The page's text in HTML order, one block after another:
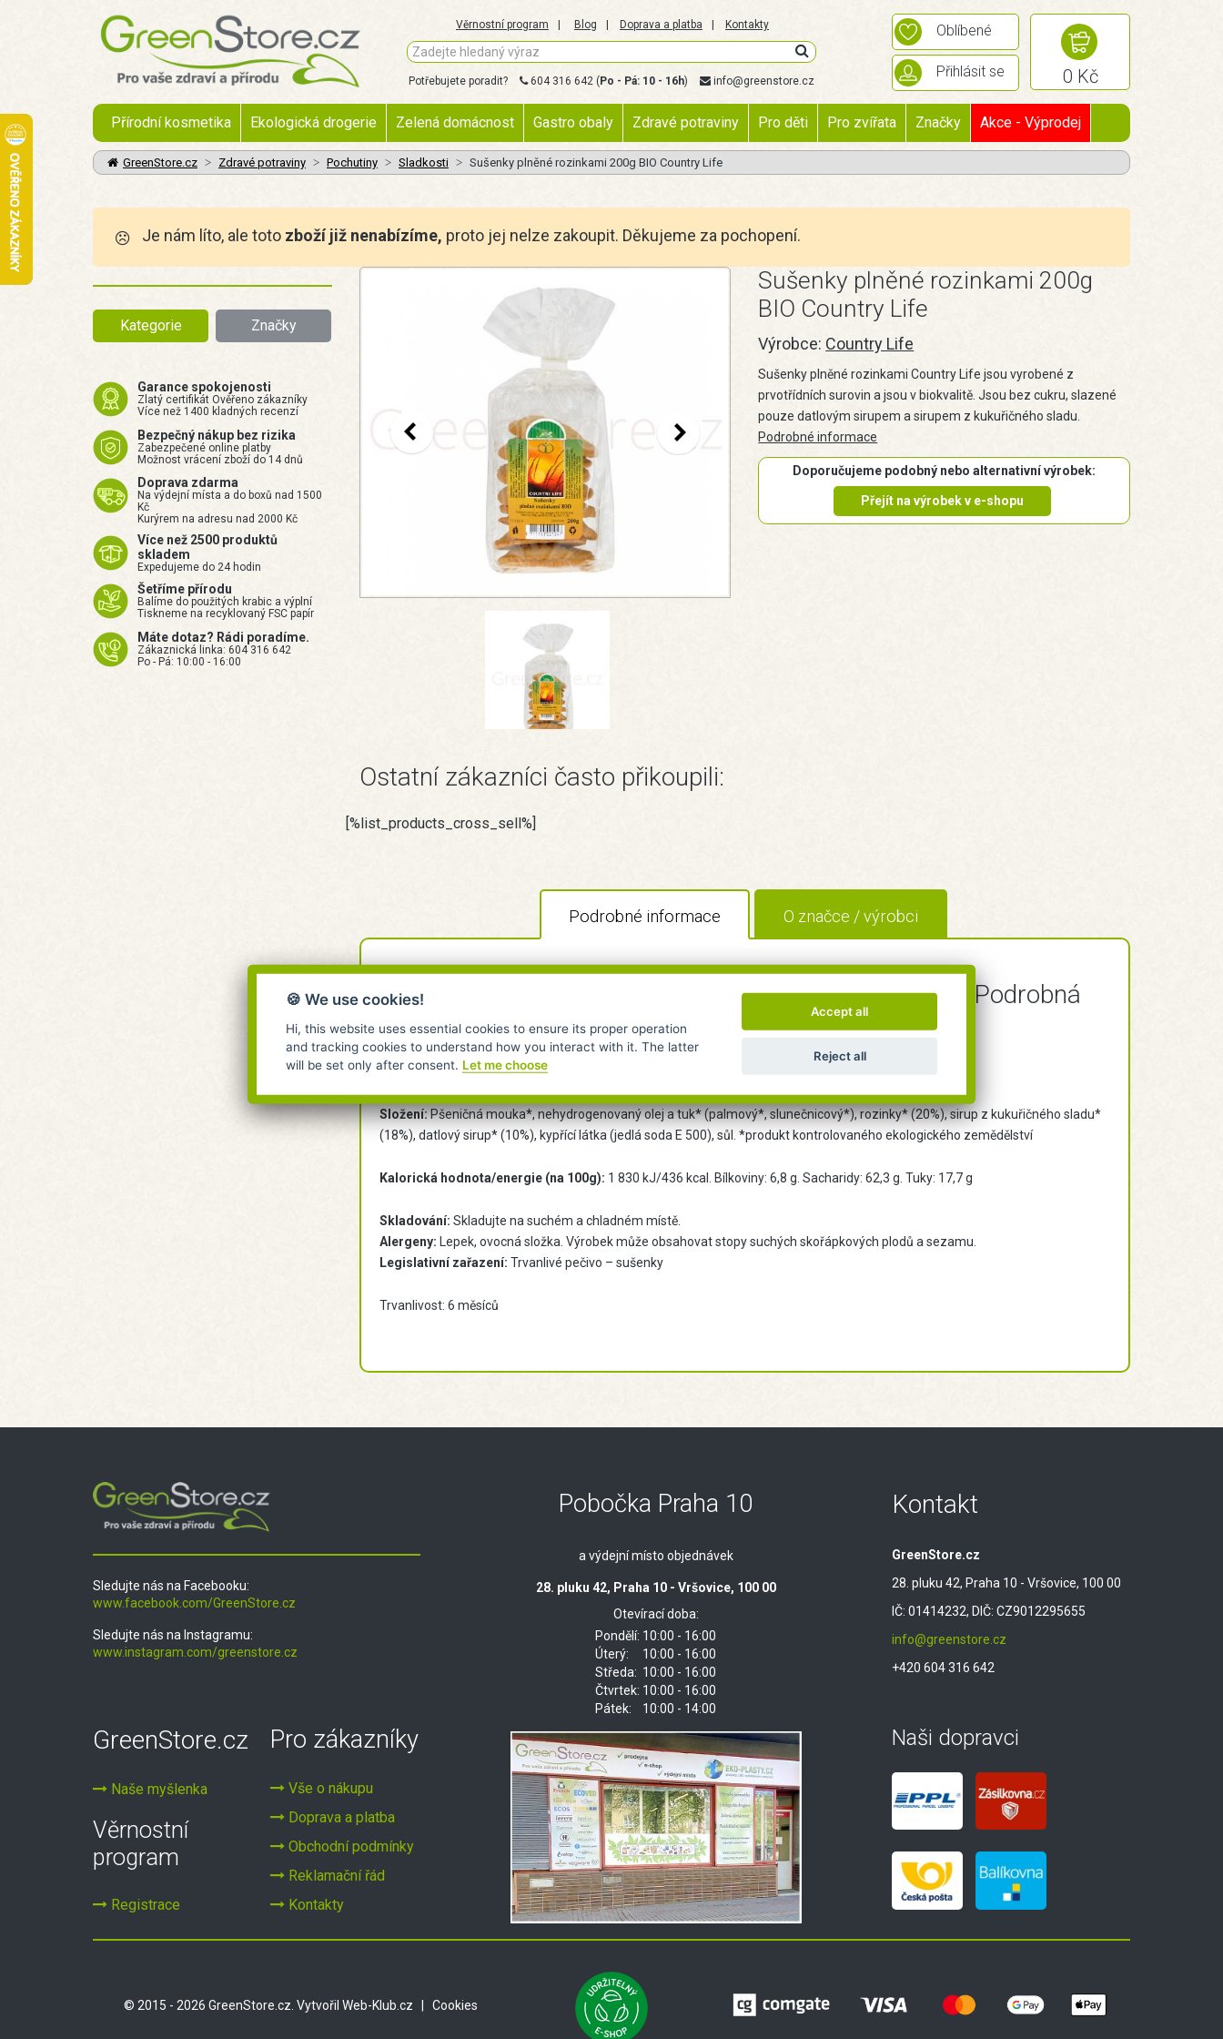
Věrnostní program Blog Doprava a platba Kontakty
Potřebujete poradit? 604 316 642 ( Po - Pá: 10 - 16h) info@greenstore.cz
Oblíbené
Přihlásit se 0 Kč
Přírodní kosmetika Ekologická drogerie Zelená domácnost Gastro obaly Zdravé potraviny Pro děti Pro zvířata Značky Akce - Výprodej
GreenStore.cz Zdravé potraviny Pochutiny Sladkosti Sušenky plněné rozinkami 200g BIO Country Life
Je nám líto, ale toto zboží již nenabízíme, proto jej nelze zakoupit. Děkujeme za pochopení.
Kategorie Značky
Garance spokojenosti
Zlatý certifikát Ověřeno zákazníky
Více než 1400 kladných recenzí
Bezpečný nákup bez rizika
Zabezpečené online platby
Možnost vrácení zboží do 14 dnů
Doprava zdarma
Na výdejní místa a do boxů nad 1500
Kč
Kurýrem na adresu nad 2000 Kč
Více než 2500 produktů
skladem
Expedujeme do 24 hodin
Šetříme přírodu
Balíme do použitých krabic a výplní
Tiskneme na recyklovaný FSC papír
Máte dotaz? Rádi poradíme.
Zákaznická linka: 604 316 642
Po - Pá: 10:00 - 16:00
Sušenky plněné rozinkami 200g
BIO Country Life
Výrobce: Country Life
Sušenky plněné rozinkami Country Life jsou vyrobené z
prvotřídních surovin a jsou v biokvalitě. Jsou bez cukru, slazené
pouze datlovým sirupem a sirupem z kukuřičného sladu.
Podrobné informace
Doporučujeme podobný nebo alternativní výrobek:
Přejít na výrobek v e-shopu
Ostatní zákazníci často přikoupili:
[%list_products_cross_sell%]
Podrobné informace O značce / výrobci
Sušenky plněné rozinkami 200g BIO COUNTRY LIFE - Podrobná
charakteristika
Sušenky obsahují 20 % rozinek, ty sušenkám dodávají charakteristickou příchuť.
Složení:Pšeničná mouka*, nehydrogenovaný olej a tuk* (palmový*, slunečnicový*), rozinky* (20%), sirup z kukuřičného sladu*
(18%), datlový sirup* (10%), kypřící látka (jedlá soda E 500), sůl. *produkt kontrolovaného ekologického zemědělství
Kalorická hodnota/energie (na 100g): 1 830 kJ/436 kcal. Bílkoviny: 6,8 g. Sacharidy: 62,3 g. Tuky: 17,7 g
Skladování: Skladujte na suchém a chladném místě.
Alergeny: Lepek, ovocná složka. Výrobek může obsahovat stopy suchých skořápkových plodů a sezamu.
Legislativní zařazení: Trvanlivé pečivo – sušenky
Trvanlivost: 6 měsíců
Sledujte nás na Facebooku:
www.facebook.com/GreenStore.cz
Sledujte nás na Instagramu:
www.instagram.com/greenstore.cz
Pobočka Praha 10
a výdejní místo objednávek
28. pluku 42, Praha 10 - Vršovice, 100 00
Otevírací doba:
Pondělí: 10:00 - 16:00
Úterý:
10:00 - 16:00
Středa: 10:00 - 16:00
Čtvrtek: 10:00 - 16:00
Pátek:
10:00 - 14:00
Kontakt
GreenStore.cz
28. pluku 42, Praha 10 - Vršovice, 100 00
IČ: 01414232, DIČ: CZ9012295655
info@greenstore.cz
+420 604 316 642
GreenStore.cz
Naše myšlenka
Věrnostní
program
Registrace
Pro zákazníky
Vše o nákupu
Doprava a platba
Obchodní podmínky
Reklamační řád
Kontakty
Naši dopravci
© 2015 - 2026 GreenStore.cz. VytvořilWeb-Klub.cz |Cookies
🍪 We use cookies!
Hi, this website uses essential cookies to ensure its proper operation
and tracking cookies to understand how you interact with it. The latter
will be set only after consent. Let me choose
Accept all
Reject all